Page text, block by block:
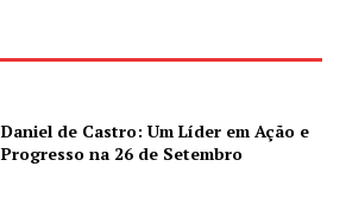
Daniel de Castro: Um Líder em Ação e
Progresso na 26 de Setembro